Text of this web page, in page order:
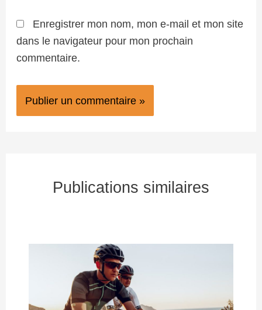
Enregistrer mon nom, mon e-mail et mon site
dans le navigateur pour mon prochain
commentaire.
Publications similaires